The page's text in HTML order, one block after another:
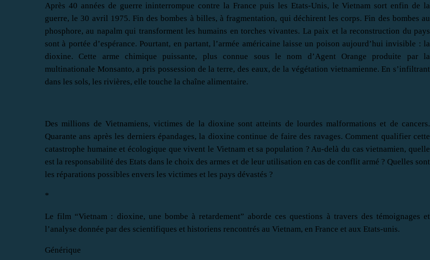
Après 40 années de guerre ininterrompue contre la France puis les Etats-Unis, le Vietnam sort enfin de la
guerre, le 30 avril 1975. Fin des bombes à billes, à fragmentation, qui déchirent les corps. Fin des bombes au
phosphore, au napalm qui transforment les humains en torches vivantes. La paix et la reconstruction du pays
sont à portée d’espérance. Pourtant, en partant, l’armée américaine laisse un poison aujourd’hui invisible : la
dioxine. Cette arme chimique puissante, plus connue sous le nom d’Agent Orange produite par la
multinationale Monsanto, a pris possession de la terre, des eaux, de la végétation vietnamienne. En s’infiltrant
dans les sols, les rivières, elle touche la chaîne alimentaire.
Des millions de Vietnamiens, victimes de la dioxine sont atteints de lourdes malformations et de cancers.
Quarante ans après les derniers épandages, la dioxine continue de faire des ravages. Comment qualifier cette
catastrophe humaine et écologique que vivent le Vietnam et sa population ? Au-delà du cas vietnamien, quelle
est la responsabilité des Etats dans le choix des armes et de leur utilisation en cas de conflit armé ? Quelles sont
les réparations possibles envers les victimes et les pays dévastés ?
*
Le film “Vietnam : dioxine, une bombe à retardement” aborde ces questions à travers des témoignages et
l’analyse donnée par des scientifiques et historiens rencontrés au Vietnam, en France et aux Etats-unis.
Générique